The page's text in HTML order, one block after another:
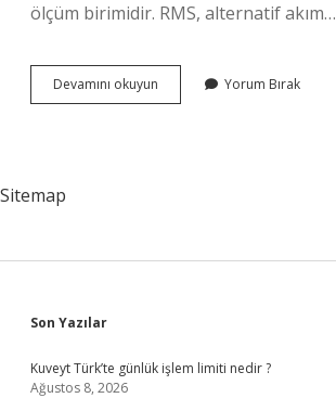
ölçüm birimidir. RMS, alternatif akım…
Devamını okuyun
Rms
Yorum Bırak
Sitemap
Sidebar
Son Yazılar
Kuveyt Türk’te günlük işlem limiti nedir ?
Ağustos 8, 2026